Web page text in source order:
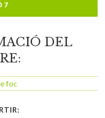
7
DEL
foc